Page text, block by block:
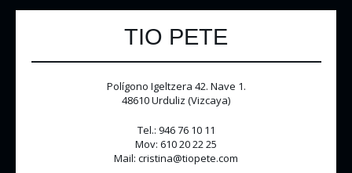
TIO PETE
Polígono Igeltzera 42. Nave 1.
48610 Urduliz (Vizcaya)
Tel.: 946 76 10 11
Mov: 610 20 22 25
Mail: cristina@tiopete.com